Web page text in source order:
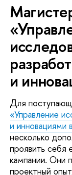
и
Для
«Управление
и инновациями
несколько
проявить себя
кампании. Они
проектный